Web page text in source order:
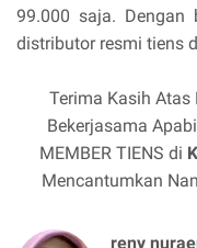
99.000 saja. Dengan
distributor resmi tiens
Terima Kasih Atas
Bekerjasama
MEMBER TIENS di
Mencantumkan
reny